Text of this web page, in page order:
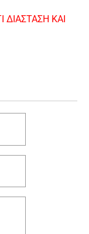
ΔΙΑΣΤΑΣΗ ΚΑΙ